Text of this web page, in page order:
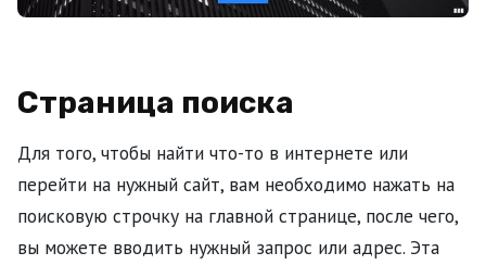
Страница поиска
Для того, чтобы найти что-то в интернете или
перейти на нужный сайт, вам необходимо нажать на
поисковую строчку на главной странице, после чего,
вы можете вводить нужный запрос или адрес. Эта